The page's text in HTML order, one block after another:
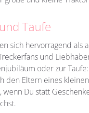
Taufe
sich hervorragend
und
oder zur
den Eltern eines
Du statt